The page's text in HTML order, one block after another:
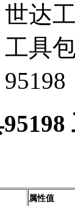
达
具
属性值